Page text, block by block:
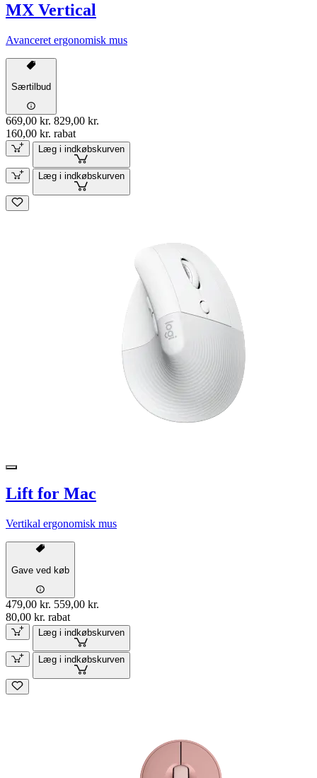
MX Vertical
Avanceret ergonomisk mus
Særtilbud
669,00 kr. 829,00 kr.
160,00 kr. rabat
Læg i indkøbskurven
Læg i indkøbskurven
Lift for Mac
Vertikal ergonomisk mus
Gave ved køb
479,00 kr. 559,00 kr.
80,00 kr. rabat
Læg i indkøbskurven
Læg i indkøbskurven